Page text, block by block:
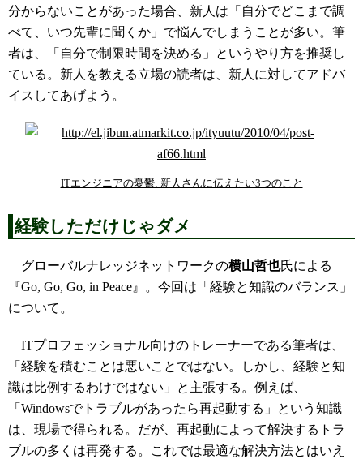
分からないことがあった場合、新人は「自分でどこまで調
べて、いつ先輩に聞くか」で悩んでしまうことが多い。筆
者は、「自分で制限時間を決める」というやり方を推奨し
ている。新人を教える立場の読者は、新人に対してアドバ
イスしてあげよう。
ITエンジニアの憂鬱: 新人さんに伝えたい3つのこと
経験しただけじゃダメ
グローバルナレッジネットワークの横山哲也氏による
『Go, Go, Go, in Peace』。今回は「経験と知識のバランス」
について。
ITプロフェッショナル向けのトレーナーである筆者は、
「経験を積むことは悪いことではない。しかし、経験と知
識は比例するわけではない」と主張する。例えば、
「Windowsでトラブルがあったら再起動する」という知識
は、現場で得られる。だが、再起動によって解決するトラ
ブルの多くは再発する。これでは最適な解決方法とはいえ